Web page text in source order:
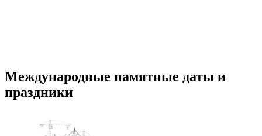
Международные памятные даты и
праздники